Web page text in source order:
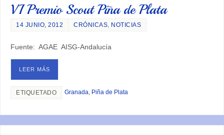
VI Premio Scout Piña de Plata
14 JUNIO, 2012 CRÓNICAS, NOTICIAS
Fuente: AGAE AISG-Andalucía
LEER MÁS
ETIQUETADO Granada Piña de Plata